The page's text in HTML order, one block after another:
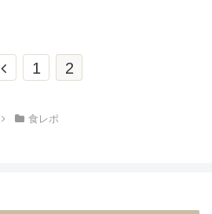
前
1 2
食レポ